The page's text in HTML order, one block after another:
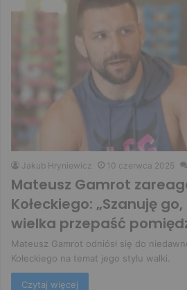
Jakub Hryniewicz 10 czerwca 2025
Mateusz Gamrot
Kołeckiego: „Szanuję
wielka przepaść
Mateusz Gamrot odniósł się do
Kołeckiego na temat jego stylu walki.
Czytaj więcej